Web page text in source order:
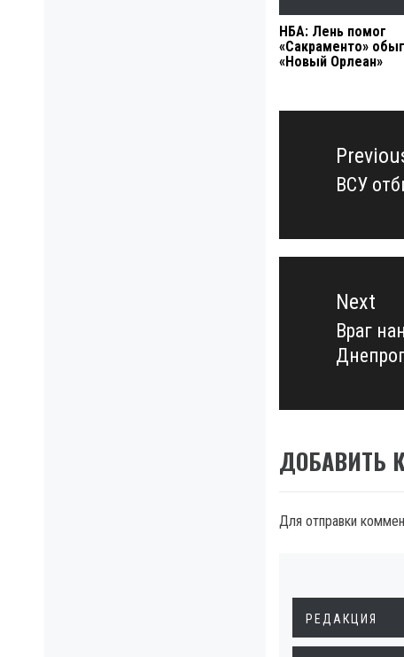
НБА: Лень помог
«Сакраменто»
«Новый Орлеан»
Навигация
записям
ВСУ
Next
Next
post:
Враг
ДОБАВИТЬ
Для отправки
РЕДАКЦИЯ